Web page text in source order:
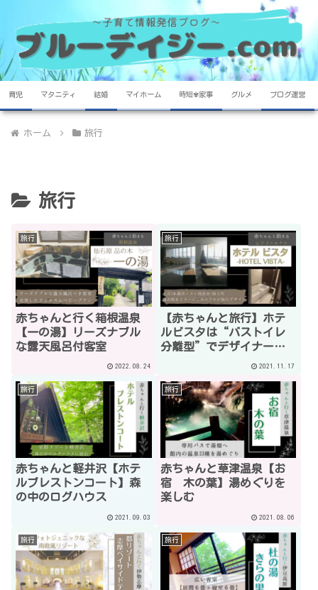
育児 マタニティ 結婚 マイホーム 時短✾家事 グルメ ブログ運営
ホーム 旅行
旅行
旅行
赤ちゃんと行く箱根温泉
【一の湯】リーズナブル
な露天風呂付客室
2022.08.24
旅行
【赤ちゃんと旅行】ホテ
ルビスタは“バストイレ
分離型”でデザイナーズ
2021.11.17
旅行
赤ちゃんと軽井沢【ホテ
ルブレストンコート】森
の中のログハウス
2021.09.03
旅行
赤ちゃんと草津温泉【お
宿 木の葉】湯めぐりを
楽しむ
2021.08.06
旅行 旅行